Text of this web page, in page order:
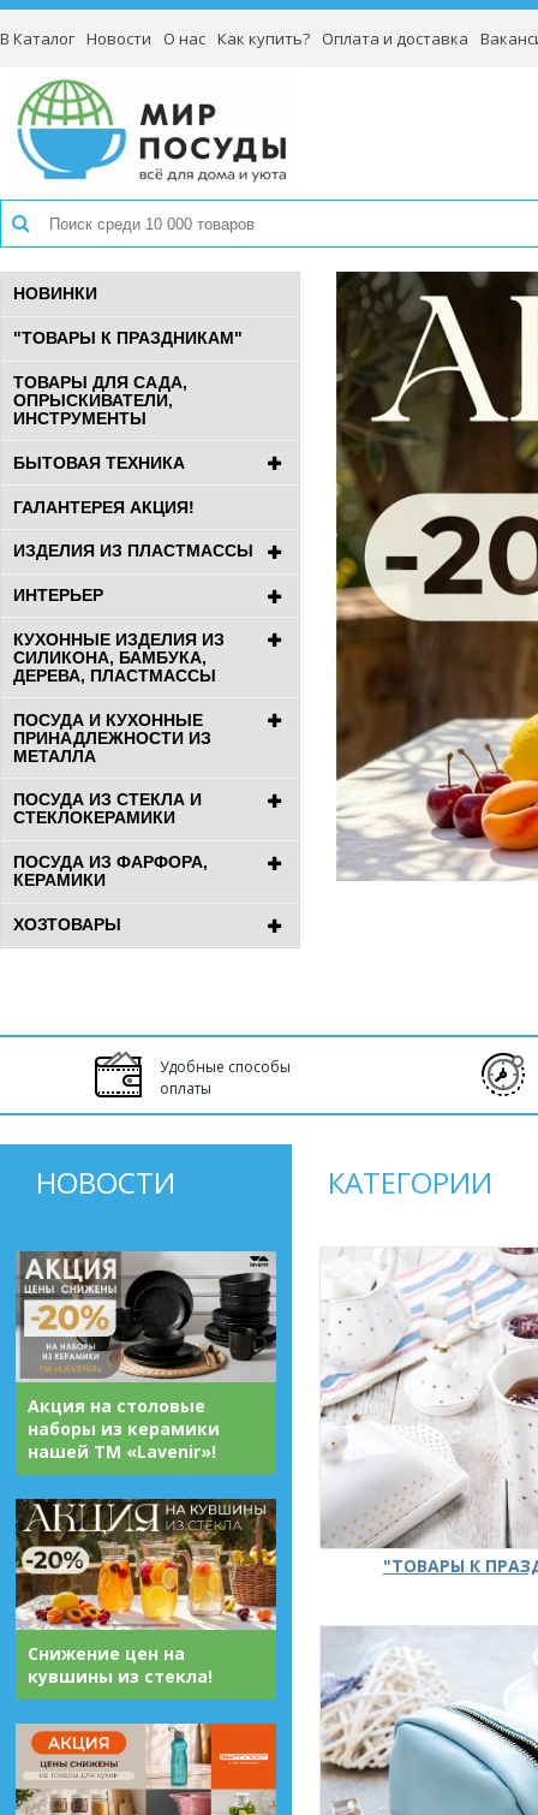
В Каталог Новости О нас Как купить? Оплата и доставка
НОВИНКИ
"ТОВАРЫ К ПРАЗДНИКАМ"
ТОВАРЫ ДЛЯ САДА,
ОПРЫСКИВАТЕЛИ,
ИНСТРУМЕНТЫ
БЫТОВАЯ ТЕХНИКА
ГАЛАНТЕРЕЯ АКЦИЯ!
ИЗДЕЛИЯ ИЗ ПЛАСТМАССЫ
ИНТЕРЬЕР
КУХОННЫЕ ИЗДЕЛИЯ ИЗ
СИЛИКОНА, БАМБУКА,
ДЕРЕВА, ПЛАСТМАССЫ
ПОСУДА И КУХОННЫЕ
ПРИНАДЛЕЖНОСТИ ИЗ
МЕТАЛЛА
ПОСУДА ИЗ СТЕКЛА И
СТЕКЛОКЕРАМИКИ
ПОСУДА ИЗ ФАРФОРА,
КЕРАМИКИ
ХОЗТОВАРЫ
Удобные способы
оплаты
НОВОСТИ
Акция на столовые
наборы из керамики
нашей ТМ «Lavenir»!
Снижение цен на
кувшины из стекла!
КАТЕГОРИИ
"ТОВАРЫ К